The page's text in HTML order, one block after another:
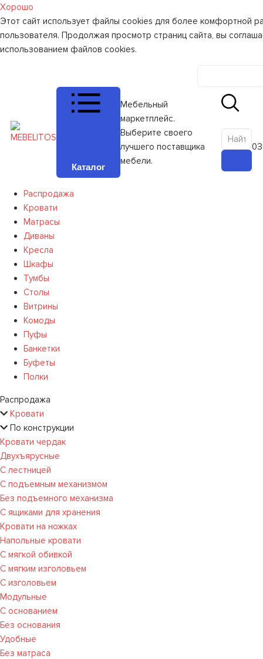
Хорошо
Этот сайт использует файлы cookies для более комфортной
пользователя. Продолжая просмотр страниц сайта, вы
использованием файлов cookies.
Каталог
Мебельный
маркетплейс.
Выберите своего
лучшего поставщика
мебели.
0
Распродажа
Кровати
Матрасы
Диваны
Кресла
Шкафы
Тумбы
Столы
Витрины
Комоды
Пуфы
Банкетки
Буфеты
Полки
Распродажа
Кровати
По конструкции
Кровати чердак
Двухъярусные
С лестницей
С подъемным механизмом
Без подъемного механизма
С ящиками для хранения
Кровати на ножках
Напольные кровати
С мягкой обивкой
С мягким изголовьем
С изголовьем
Модульные
С основанием
Без основания
Удобные
Без матраса